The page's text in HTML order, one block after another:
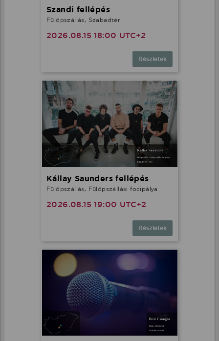
Szandi fellépés
Fülöpszállás, Szabadtér
2026.08.15 18:00 UTC+2
Részletek
Kállay Saunders fellépés
Fülöpszállás, Fülöpszállási focipálya
2026.08.15 19:00 UTC+2
Részletek